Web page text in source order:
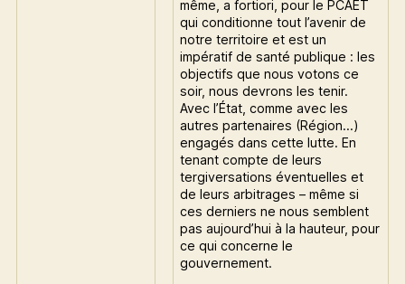
même, a fortiori, pour le PCAET
qui conditionne tout l’avenir de
notre territoire et est un
impératif de santé publique : les
objectifs que nous votons ce
soir, nous devrons les tenir.
Avec l’État, comme avec les
autres partenaires (Région…)
engagés dans cette lutte. En
tenant compte de leurs
tergiversations éventuelles et
de leurs arbitrages – même si
ces derniers ne nous semblent
pas aujourd’hui à la hauteur, pour
ce qui concerne le
gouvernement.